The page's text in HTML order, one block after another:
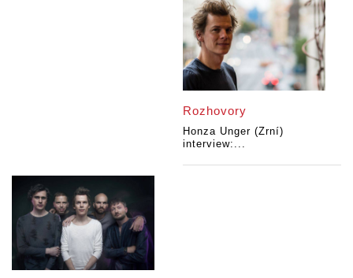
Rozhovory
Honza Unger (Zrní)
interview:...